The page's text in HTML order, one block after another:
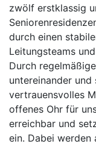
zwölf erstklassig
durch einen
Leitungsteams
Durch
untereinander
vertrauensvolles
offenes Ohr für
erreichbar und
ein. Dabei werden